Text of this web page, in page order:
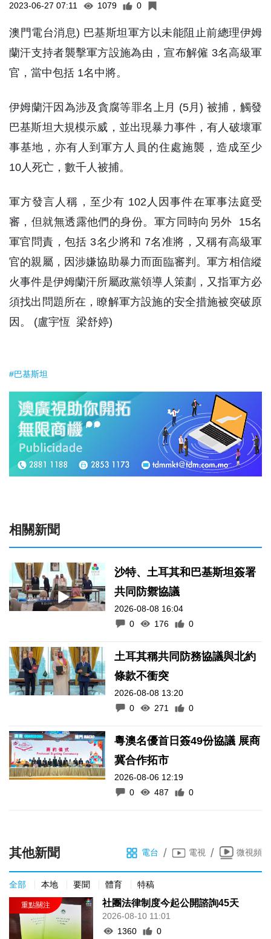
2023-06-27 07:11 1079 0
澳門電台消息) 巴基斯坦軍方以未能阻止前總理伊姆
蘭汗支持者襲擊軍方設施為由，宣布解僱 3名高級軍
官，當中包括 1名中將。
伊姆蘭汗因為涉及貪腐等罪名上月 (5月) 被捕，觸發
巴基斯坦大規模示威，並出現暴力事件，有人破壞軍
事基地，亦有人到軍方人員的住處施襲，造成至少
10人死亡，數千人被捕。
軍方發言人稱，至少有 102人因事件在軍事法庭受
審，但就無透露他們的身份。軍方同時向另外 15名
軍官問責，包括 3名少將和 7名准將，又稱有高級軍
官的親屬，因涉嫌協助暴力而面臨審判。軍方相信縱
火事件是伊姆蘭汗所屬政黨領導人策劃，又指軍方必
須找出問題所在，瞭解軍方設施的安全措施被突破原
因。 (盧宇恆 梁舒婷)
#巴基斯坦
相關新聞
沙特、土耳其和巴基斯坦簽署
共同防禦協議
2026-08-08 16:04
0
176 0
土耳其稱共同防務協議與北約
條款不衝突
2026-08-08 13:20
0
271 0
粵澳名優首日簽49份協議 展商
冀合作拓市
2026-08-06 12:19
0
487 0
其他新聞 電台 / 電視 / 微視頻
全部 本地 要聞 體育 特稿
社團法律制度今起公開諮詢45天
2026-08-10 11:01
1360
0